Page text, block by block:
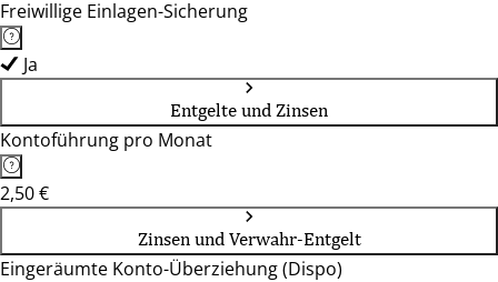
Freiwillige Einlagen-Sicherung
Ja
Entgelte und Zinsen
Kontoführung pro Monat
2,50 €
Zinsen und Verwahr-Entgelt
Eingeräumte Konto-Überziehung (Dispo)